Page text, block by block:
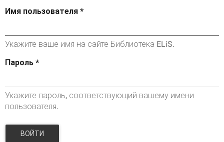
Имя пользователя *
Укажите ваше имя на сайте Библиотека ELiS.
Пароль *
Укажите пароль, соответствующий вашему имени
пользователя.
ВОЙТИ